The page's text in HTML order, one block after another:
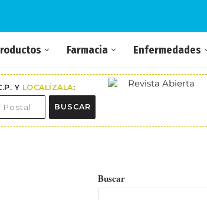
Farmacia Enfermedades
Y LOCALÍZALA:
BUSCAR
Buscar